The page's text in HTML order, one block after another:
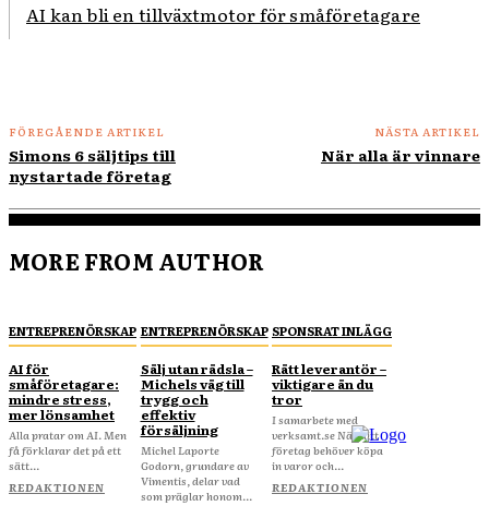
AI kan bli en tillväxtmotor för småföretagare
FÖREGÅENDE ARTIKEL
Simons 6 säljtips till
nystartade företag
NÄSTA ARTIKEL
När alla är vinnare
MORE FROM AUTHOR
ENTREPRENÖRSKAP
AI för
småföretagare:
mindre stress,
mer lönsamhet
Alla pratar om AI. Men
få förklarar det på ett
sätt...
REDAKTIONEN
ENTREPRENÖRSKAP
Sälj utan rädsla –
Michels väg till
trygg och
effektiv
försäljning
Michel Laporte
Godorn, grundare av
Vimentis, delar vad
som präglar honom...
SPONSRAT INLÄGG
Rätt leverantör –
viktigare än du
tror
I samarbete med
verksamt.se När ditt
företag behöver köpa
in varor och...
REDAKTIONEN